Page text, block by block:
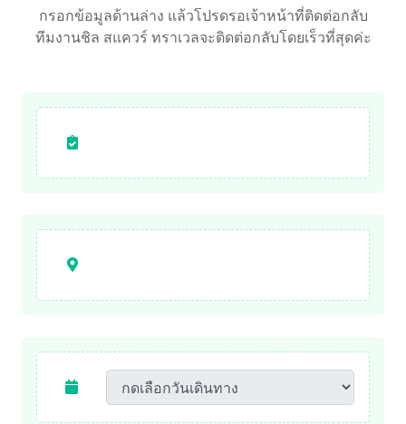
กรอกข้อมูลด้านล่าง แล้วโปรดรอเจ้าหน้าที่ติดต่อกลับ
ทีมงานชิล สแควร์ ทราเวลจะติดต่อกลับโดยเร็วที่สุดค่ะ